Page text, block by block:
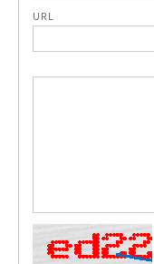
URL